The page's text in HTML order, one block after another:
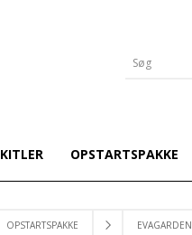
KITLER OPSTARTSPAKKE
OPSTARTSPAKKE EVAGARDEN